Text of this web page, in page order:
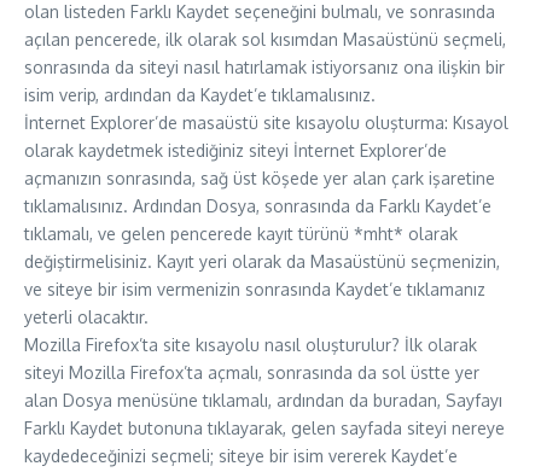
olan listeden Farklı Kaydet seçeneğini bulmalı, ve sonrasında
açılan pencerede, ilk olarak sol kısımdan Masaüstünü seçmeli,
sonrasında da siteyi nasıl hatırlamak istiyorsanız ona ilişkin bir
isim verip, ardından da Kaydet’e tıklamalısınız.
İnternet Explorer’de masaüstü site kısayolu oluşturma: Kısayol
olarak kaydetmek istediğiniz siteyi İnternet Explorer’de
açmanızın sonrasında, sağ üst köşede yer alan çark işaretine
tıklamalısınız. Ardından Dosya, sonrasında da Farklı Kaydet’e
tıklamalı, ve gelen pencerede kayıt türünü *mht* olarak
değiştirmelisiniz. Kayıt yeri olarak da Masaüstünü seçmenizin,
ve siteye bir isim vermenizin sonrasında Kaydet’e tıklamanız
yeterli olacaktır.
Mozilla Firefox’ta site kısayolu nasıl oluşturulur? İlk olarak
siteyi Mozilla Firefox’ta açmalı, sonrasında da sol üstte yer
alan Dosya menüsüne tıklamalı, ardından da buradan, Sayfayı
Farklı Kaydet butonuna tıklayarak, gelen sayfada siteyi nereye
kaydedeceğinizi seçmeli; siteye bir isim vererek Kaydet’e